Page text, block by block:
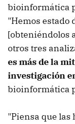
bioinformática
"Hemos estado
[obteniéndolos
otros tres
es más de la
investigación
bioinformática
"Piensa que